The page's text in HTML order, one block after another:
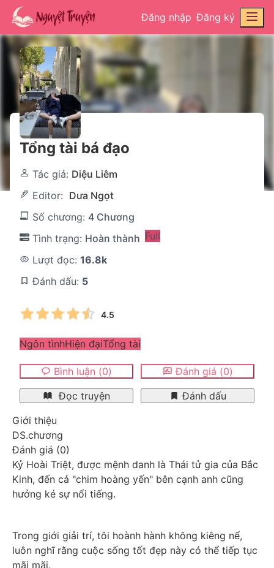
Đăng nhập Đăng ký
Tổng tài bá đạo
Tác giả: Diệu Liêm
Editor: Dưa Ngọt
Số chương: 4 Chương
Tình trạng: Hoàn thành Full
Lượt đọc: 16.8k
Đánh dấu: 5
4.5
Ngôn tìnhHiện đạiTổng tài
Bình luận (0) Đánh giá (0)
Đọc truyện
Đánh dấu
Giới thiệu
DS.chương
Đánh giá (0)
Kỷ Hoài Triệt, được mệnh danh là Thái tử gia của Bắc
Kinh, đến cả "chim hoàng yến" bên cạnh anh cũng
hưởng ké sự nổi tiếng.
Trong giới giải trí, tôi hoành hành không kiêng nể,
luôn nghĩ rằng cuộc sống tốt đẹp này có thể tiếp tục
mãi mãi.